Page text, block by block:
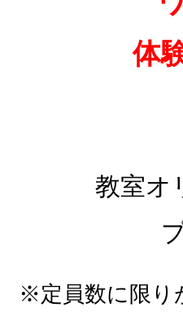
体
教室オ
※定員数に限り